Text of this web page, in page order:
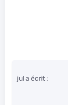
jul a écrit :